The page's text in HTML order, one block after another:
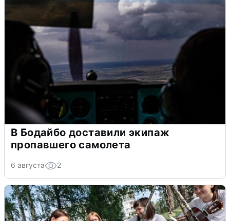
В Бодайбо доставили экипаж
пропавшего самолета
6 августа 2